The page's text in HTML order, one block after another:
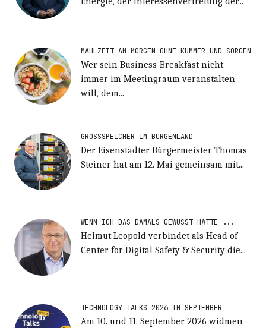
MAHLZEIT AM MORGEN OHNE KUMMER UND SORGEN
Wer sein Business-Breakfast nicht
immer im Meetingraum veranstalten
will, dem...
GROSSSPEICHER IM BURGENLAND
Der Eisenstädter Bürgermeister Thomas
Steiner hat am 12. Mai gemeinsam mit...
WENN ICH DAS DAMALS GEWUSST HÄTTE ...
Helmut Leopold verbindet als Head of
Center for Digital Safety & Security die...
TECHNOLOGY TALKS 2026 IM SEPTEMBER
Am 10. und 11. September 2026 widmen